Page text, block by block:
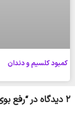
کمبود کلسیم و دندان
2 دیدگاه در “ رفع بوی